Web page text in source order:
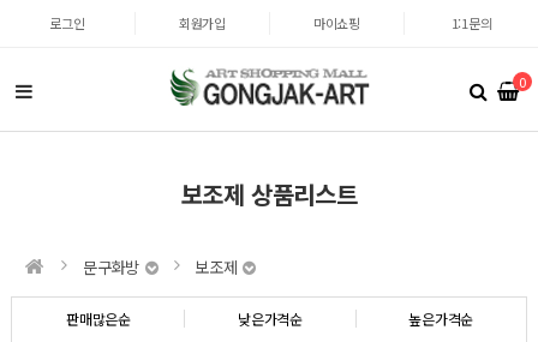
로그인 회원가입 마이쇼핑 1:1문의
0
보조제 상품리스트
문구화방 보조제
판매많은순 낮은가격순 높은가격순